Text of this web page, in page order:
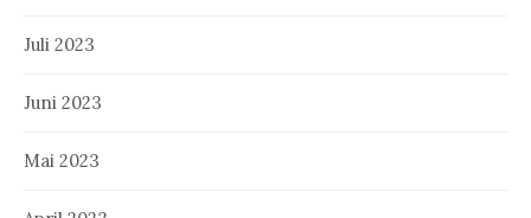
Juli 2023
Juni 2023
Mai 2023